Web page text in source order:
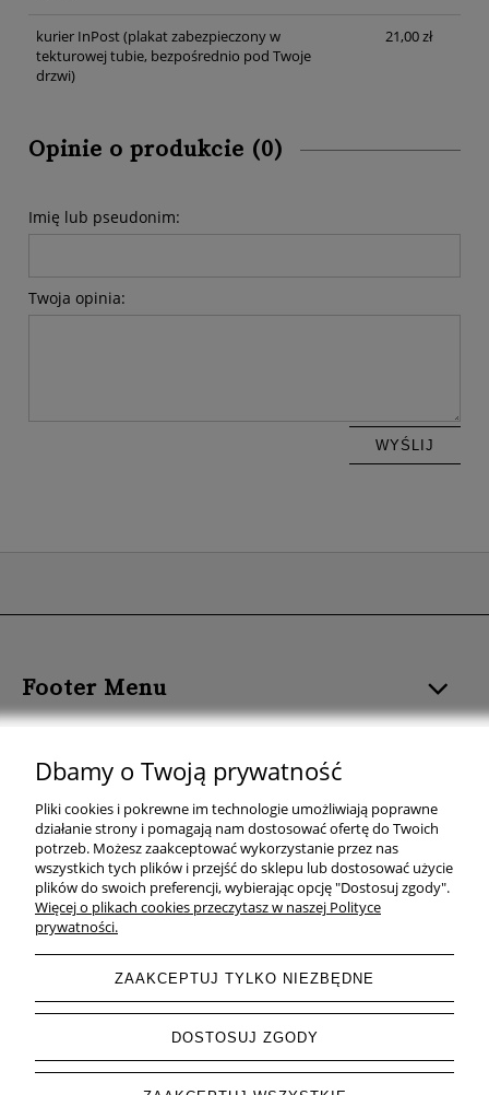
kurier InPost(plakat zabezpieczony w
tekturowej tubie, bezpośrednio pod Twoje
drzwi)
21,00 zł
Opinie o produkcie (0)
Imię lub pseudonim:
Twoja opinia:
WYŚLIJ
Footer Menu
KOLOR PLAKATU
TEMAT PLAKATU
KOLEKCJE PLAKATÓW
pokaż pełną wersję strony
Sklep internetowy Shoper.pl
Dbamy o Twoją prywatność
Pliki cookies i pokrewne im technologie umożliwiają poprawne
działanie strony i pomagają nam dostosować ofertę do Twoich
potrzeb. Możesz zaakceptować wykorzystanie przez nas
wszystkich tych plików i przejść do sklepu lub dostosować użycie
plików do swoich preferencji, wybierając opcję "Dostosuj zgody".
Więcej o plikach cookies przeczytasz w naszej Polityce
prywatności.
ZAAKCEPTUJ TYLKO NIEZBĘDNE
DOSTOSUJ ZGODY